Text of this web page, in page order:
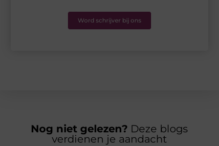
Word schrijver bij ons
Nog niet gelezen? Deze blogs
verdienen je aandacht